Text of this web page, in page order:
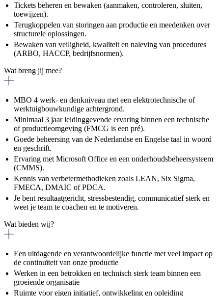
Tickets beheren en bewaken (aanmaken, controleren, sluiten,
toewijzen).
Terugkoppelen van storingen aan productie en meedenken over
structurele oplossingen.
Bewaken van veiligheid, kwaliteit en naleving van procedures
(ARBO, HACCP, bedrijfsnormen).
Wat breng jij mee?
MBO 4 werk- en denkniveau met een elektrotechnische of
werktuigbouwkundige achtergrond.
Minimaal 3 jaar leidinggevende ervaring binnen een technische
of productieomgeving (FMCG is een pré).
Goede beheersing van de Nederlandse en Engelse taal in woord
en geschrift.
Ervaring met Microsoft Office en een onderhoudsbeheersysteem
(CMMS).
Kennis van verbetermethodieken zoals LEAN, Six Sigma,
FMECA, DMAIC of PDCA.
Je bent resultaatgericht, stressbestendig, communicatief sterk en
weet je team te coachen en te motiveren.
Wat bieden wij?
Een uitdagende en verantwoordelijke functie met veel impact op
de continuïteit van onze productie
Werken in een betrokken en technisch sterk team binnen een
groeiende organisatie
Ruimte voor eigen initiatief, ontwikkeling en opleiding